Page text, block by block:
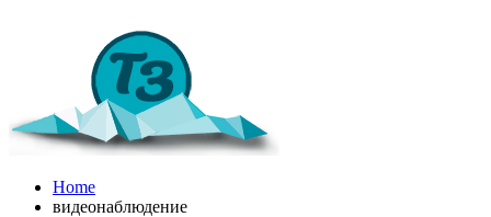
Home
видеонаблюдение